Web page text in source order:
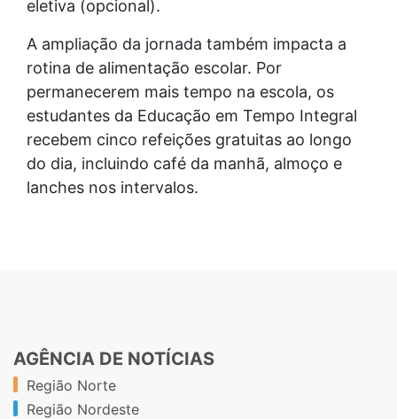
eletiva (opcional).
A ampliação da jornada também impacta a
rotina de alimentação escolar. Por
permanecerem mais tempo na escola, os
estudantes da Educação em Tempo Integral
recebem cinco refeições gratuitas ao longo
do dia, incluindo café da manhã, almoço e
lanches nos intervalos.
AGÊNCIA DE NOTÍCIAS
Região Norte
Região Nordeste